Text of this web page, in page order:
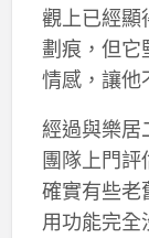
觀上已經顯
劃痕，但它
情感，讓他
經過與樂居
團隊上門評
確實有些老
用功能完全